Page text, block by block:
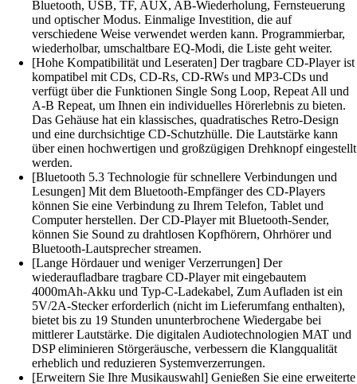
Bluetooth, USB, TF, AUX, AB-Wiederholung, Fernsteuerung
und optischer Modus. Einmalige Investition, die auf
verschiedene Weise verwendet werden kann. Programmierbar,
wiederholbar, umschaltbare EQ-Modi, die Liste geht weiter.
[Hohe Kompatibilität und Leseraten] Der tragbare CD-Player ist
kompatibel mit CDs, CD-Rs, CD-RWs und MP3-CDs und
verfügt über die Funktionen Single Song Loop, Repeat All und
A-B Repeat, um Ihnen ein individuelles Hörerlebnis zu bieten.
Das Gehäuse hat ein klassisches, quadratisches Retro-Design
und eine durchsichtige CD-Schutzhülle. Die Lautstärke kann
über einen hochwertigen und großzügigen Drehknopf eingestellt
werden.
[Bluetooth 5.3 Technologie für schnellere Verbindungen und
Lesungen] Mit dem Bluetooth-Empfänger des CD-Players
können Sie eine Verbindung zu Ihrem Telefon, Tablet und
Computer herstellen. Der CD-Player mit Bluetooth-Sender,
können Sie Sound zu drahtlosen Kopfhörern, Ohrhörer und
Bluetooth-Lautsprecher streamen.
[Lange Hördauer und weniger Verzerrungen] Der
wiederaufladbare tragbare CD-Player mit eingebautem
4000mAh-Akku und Typ-C-Ladekabel, Zum Aufladen ist ein
5V/2A-Stecker erforderlich (nicht im Lieferumfang enthalten),
bietet bis zu 19 Stunden ununterbrochene Wiedergabe bei
mittlerer Lautstärke. Die digitalen Audiotechnologien MAT und
DSP eliminieren Störgeräusche, verbessern die Klangqualität
erheblich und reduzieren Systemverzerrungen.
[Erweitern Sie Ihre Musikauswahl] Genießen Sie eine erweiterte